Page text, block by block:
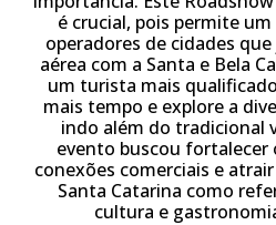
é crucial, pois permite
operadores de cidades
aérea com a Santa e Bela
um turista mais
mais tempo e explore a
indo além do tradicional
evento buscou fortalecer
conexões comerciais e
Santa Catarina como
cultura e